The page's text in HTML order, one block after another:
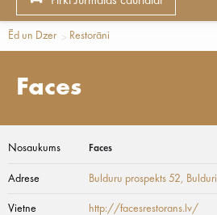
Ēd un Dzer Restorāni
Faces
Nosaukums Faces
Adrese Bulduru prospekts 52, Bulduri
Vietne http://facesrestorans.lv/